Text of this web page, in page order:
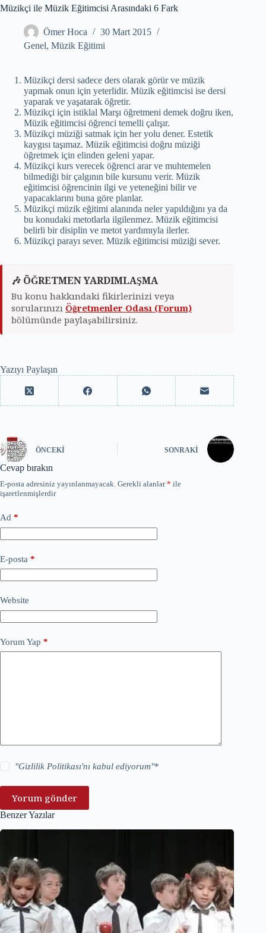
Müzikçi ile Müzik Eğitimcisi Arasındaki 6 Fark
Ömer Hoca
30 Mart 2015
Genel, Müzik Eğitimi
Müzikçi dersi sadece ders olarak görür ve müzik
yapmak onun için yeterlidir. Müzik eğitimcisi ise dersi
yaparak ve yaşatarak öğretir.
Müzikçi için istiklal Marşı öğretmeni demek doğru iken,
Müzik eğitimcisi öğrenci temelli çalışır.
Müzikçi müziği satmak için her yolu dener. Estetik
kaygısı taşımaz. Müzik eğitimcisi doğru müziği
öğretmek için elinden geleni yapar.
Müzikçi kurs verecek öğrenci arar ve muhtemelen
bilmediği bir çalgının bile kursunu verir. Müzik
eğitimcisi öğrencinin ilgi ve yeteneğini bilir ve
yapacaklarını buna göre planlar.
Müzikçi müzik eğitimi alanında neler yapıldığını ya da
bu konudaki metotlarla ilgilenmez. Müzik eğitimcisi
belirli bir disiplin ve metot yardımıyla ilerler.
Müzikçi parayı sever. Müzik eğitimcisi müziği sever.
🎶 ÖĞRETMEN YARDIMLAŞMA
Bu konu hakkındaki fikirlerinizi veya
sorularınızı Öğretmenler Odası (Forum)
bölümünde paylaşabilirsiniz.
Yazıyı Paylaşın
ÖNCEKI SONRAKI
Cevap bırakın
E-posta adresiniz yayınlanmayacak. Gerekli alanlar* ile
işaretlenmişlerdir
Ad *
E-posta *
Website
Yorum Yap *
"Gizlilik Politikası'nı kabul ediyorum"*
Yorum gönder
Benzer Yazılar